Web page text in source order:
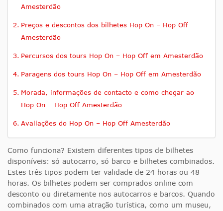
Amesterdão
Preços e descontos dos bilhetes Hop On – Hop Off
Amesterdão
Percursos dos tours Hop On – Hop Off em Amesterdão
Paragens dos tours Hop On – Hop Off em Amesterdão
Morada, informações de contacto e como chegar ao
Hop On – Hop Off Amesterdão
Avaliações do Hop On – Hop Off Amesterdão
Como funciona? Existem diferentes tipos de bilhetes
disponíveis: só autocarro, só barco e bilhetes combinados.
Estes três tipos podem ter validade de 24 horas ou 48
horas. Os bilhetes podem ser comprados online com
desconto ou diretamente nos autocarros e barcos. Quando
combinados com uma atração turística, como um museu,